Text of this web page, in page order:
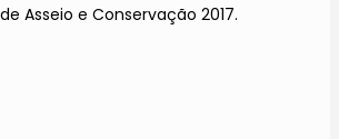
Asseio e Conservação 2017.